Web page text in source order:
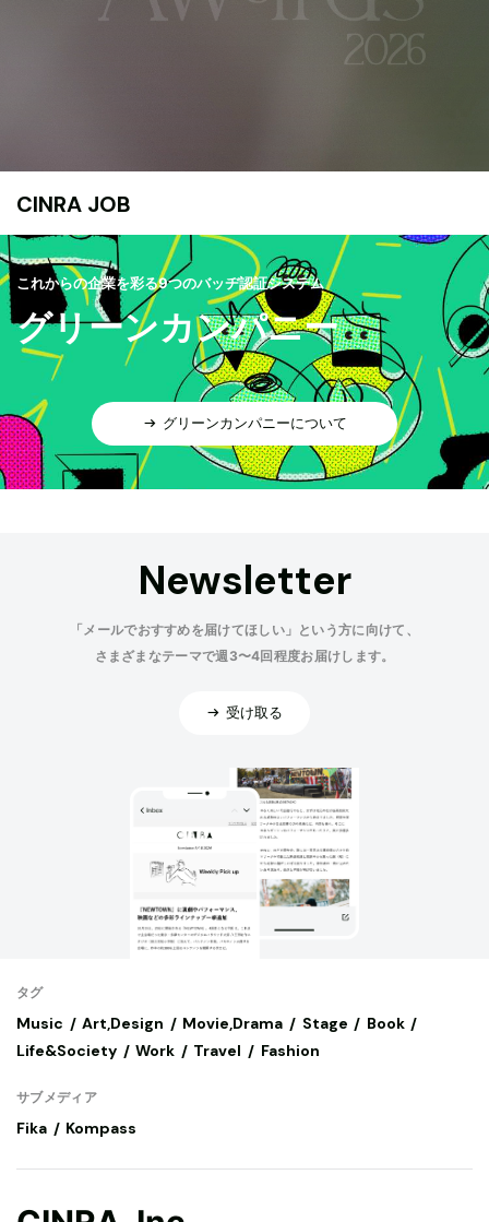
CINRA JOB
これからの企業を彩る9つのバッヂ認証システム
グリーンカンパニー
グリーンカンパニーについて
Newsletter
「メールでおすすめを届けてほしい」という方に向けて、
さまざまなテーマで週3〜4回程度お届けします。
受け取る
タグ
Music Art,Design Movie,Drama Stage
Book
Life&Society
Work Travel Fashion
サブメディア
Fika Kompass